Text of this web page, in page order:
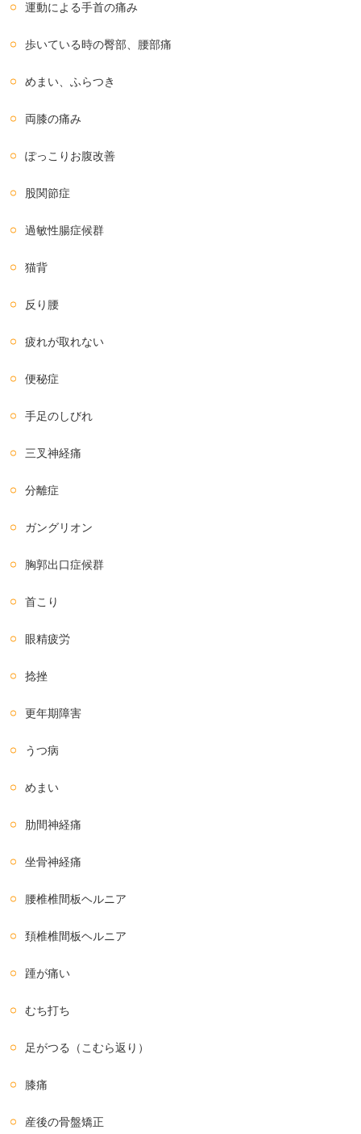
運動による手首の痛み
歩いている時の臀部、腰部痛
めまい、ふらつき
両膝の痛み
ぽっこりお腹改善
股関節症
過敏性腸症候群
猫背
反り腰
疲れが取れない
便秘症
手足のしびれ
三叉神経痛
分離症
ガングリオン
胸郭出口症候群
首こり
眼精疲労
捻挫
更年期障害
うつ病
めまい
肋間神経痛
坐骨神経痛
腰椎椎間板ヘルニア
頚椎椎間板ヘルニア
踵が痛い
むち打ち
足がつる（こむら返り）
膝痛
産後の骨盤矯正